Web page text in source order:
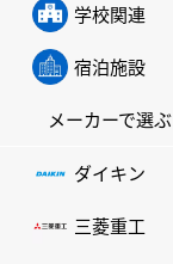
学校関連
宿泊施設
メーカーで選ぶ
ダイキン
三菱重工